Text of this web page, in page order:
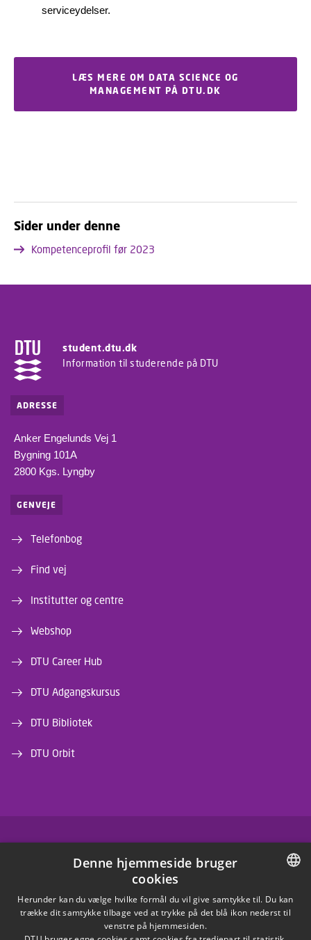
serviceydelser.
LÆS MERE OM DATA SCIENCE OG
MANAGEMENT PÅ DTU.DK
Sider under denne
Kompetenceprofil før 2023
student.dtu.dk
Information til studerende på DTU
ADRESSE
Anker Engelunds Vej 1
Bygning 101A
2800 Kgs. Lyngby
GENVEJE
Telefonbog
Find vej
Institutter og centre
Webshop
DTU Career Hub
DTU Adgangskursus
DTU Bibliotek
DTU Orbit
INSTAGRAM
LINKEDIN
DANISH
Denne hjemmeside bruger
cookies
Herunder kan du vælge hvilke formål du vil give samtykke til. Du kan
trække dit samtykke tilbage ved at trykke på det blå ikon nederst til
venstre på hjemmesiden.